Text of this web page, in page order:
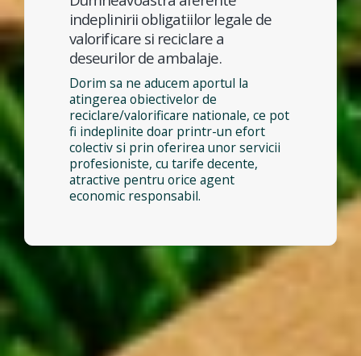
indeplinirii obligatiilor legale de
valorificare si reciclare a
deseurilor de ambalaje.
Dorim sa ne aducem aportul la
atingerea obiectivelor de
reciclare/valorificare nationale, ce pot
fi indeplinite doar printr-un efort
colectiv si prin oferirea unor servicii
profesioniste, cu tarife decente,
atractive pentru orice agent
economic responsabil.